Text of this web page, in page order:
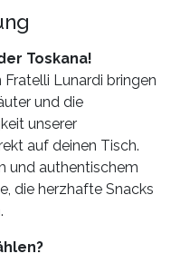
Toskana!
Fratelli Lunardi bringen
und die
unserer
auf deinen Tisch.
und authentischem
die herzhafte Snacks